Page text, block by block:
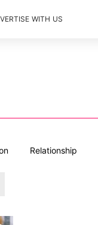
WITH US
Relationship